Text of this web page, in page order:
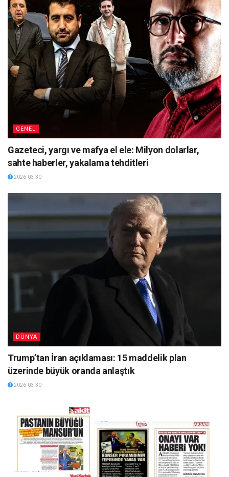
GENEL
Gazeteci, yargı ve mafya el ele: Milyon dolarlar,
sahte haberler, yakalama tehditleri
2026-03-30
DÜNYA
Trump’tan İran açıklaması: 15 maddelik plan
üzerinde büyük oranda anlaştık
2026-03-30